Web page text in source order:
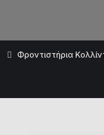
Φροντιστήρια